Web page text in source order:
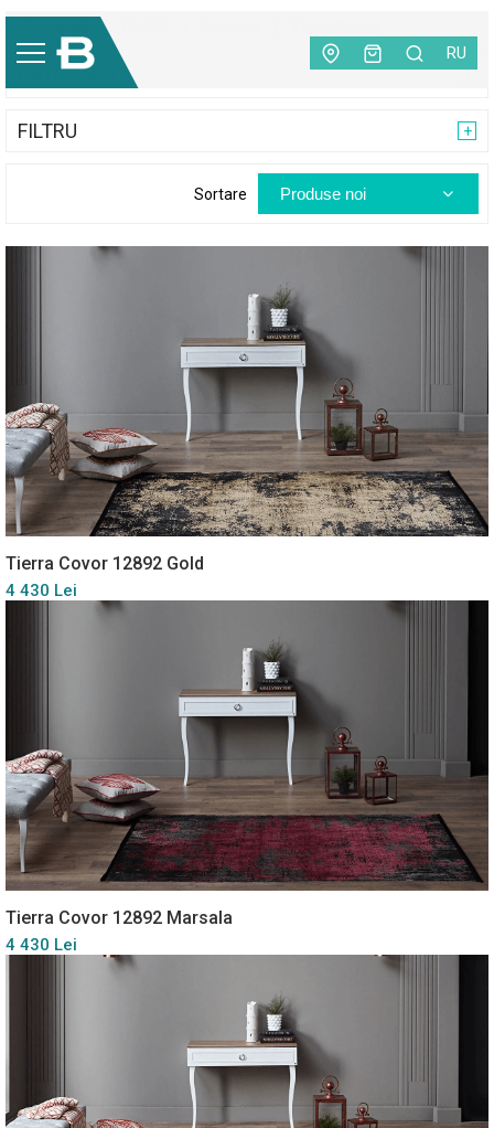
RU
|
CATEGORII
FILTRU
Sortare Produse noi
Tierra Covor 12892 Gold
4 430 Lei
Tierra Covor 12892 Marsala
4 430 Lei